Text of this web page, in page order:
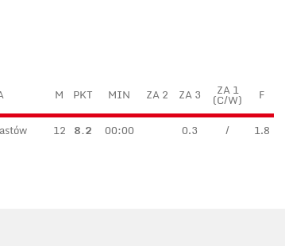
M PKT MIN ZA 2 ZA 3 ZA 1
(C/W) F
12 8.2 00:00 0.3 / 1.8